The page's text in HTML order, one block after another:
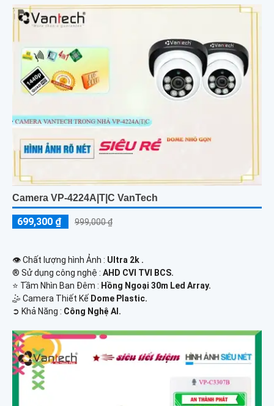
Camera VP-4224A|T|C VanTech
699,300 ₫ 999,000 ₫
👁 Chất lượng hình Ảnh : Ultra 2k .
®️ Sử dụng công nghệ : AHD CVI TVI BCS.
⭐ Tầm Nhìn Ban Đêm : Hồng Ngoại 30m Led Array.
🤹 Camera Thiết Kế Dome Plastic.
️➲ Khả Năng : Công Nghệ AI.